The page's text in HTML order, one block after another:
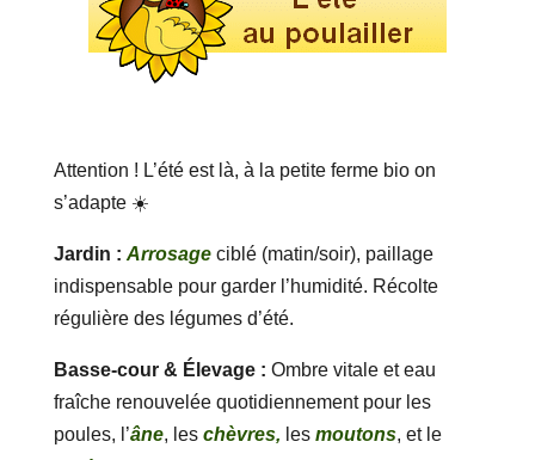
Attention ! L’été est là, à la petite ferme bio on
s’adapte ☀️
Jardin : Arrosageciblé (matin/soir), paillage
indispensable pour garder l’humidité. Récolte
régulière des légumes d’été.
Basse-cour & Élevage : Ombre vitale et eau
fraîche renouvelée quotidiennement pour les
poules, l’âne, les chèvres, les moutons, et le